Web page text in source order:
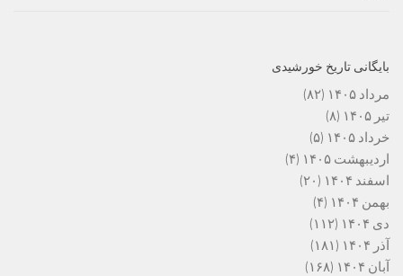
بایگانی تاریخ خورشیدی
مرداد ۱۴۰۵
(۸۲)
تیر ۱۴۰۵
(۸)
خرداد ۱۴۰۵
(۵)
اردیبهشت ۱۴۰۵
(۴)
اسفند ۱۴۰۴
(۲۰)
بهمن ۱۴۰۴
(۴)
دی ۱۴۰۴
(۱۱۲)
آذر ۱۴۰۴
(۱۸۱)
آبان ۱۴۰۴
(۱۶۸)